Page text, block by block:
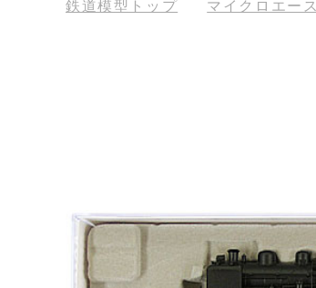
鉄道模型トップ マイクロエース